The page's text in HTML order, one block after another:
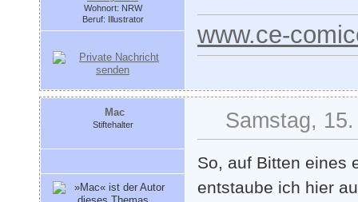
Wohnort: NRW
Beruf: Illustrator
www.ce-
Mac
Stiftehalter Samstag,
So, auf Bitten eines
entstaube ich hier